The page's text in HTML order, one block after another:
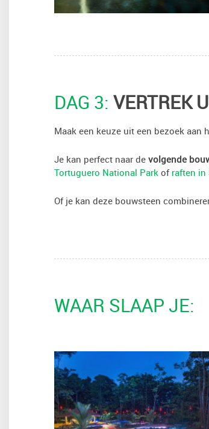
DAG 3: VERTREK
Maak een keuze uit een bezoek aan
Je kan perfect naar de volgende
Tortuguero National Park of raften in
Of je kan deze bouwsteen
WAAR SLAAP JE: